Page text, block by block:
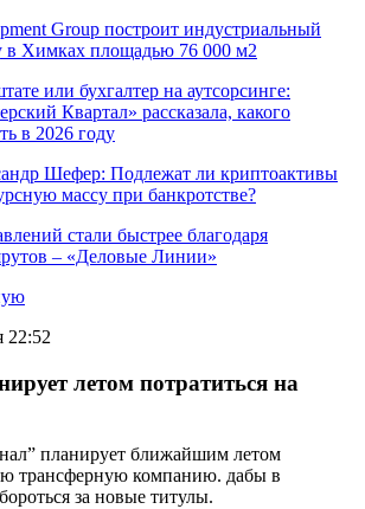
Group построит индустриальный
в Химках площадью 76 000 м2
или бухгалтер на аутсорсинге:
Квартал» рассказала, какого
в 2026 году
Шефер: Подлежат ли криптоактивы
массу при банкротстве?
стали быстрее благодаря
– «Деловые Линии»
22:52
летом потратиться на
планирует ближайшим летом
трансферную компанию. дабы в
за новые титулы.